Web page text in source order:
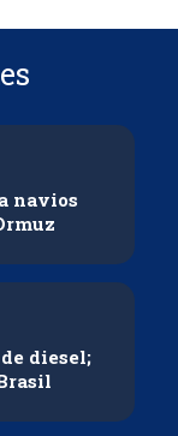
navios
diesel;